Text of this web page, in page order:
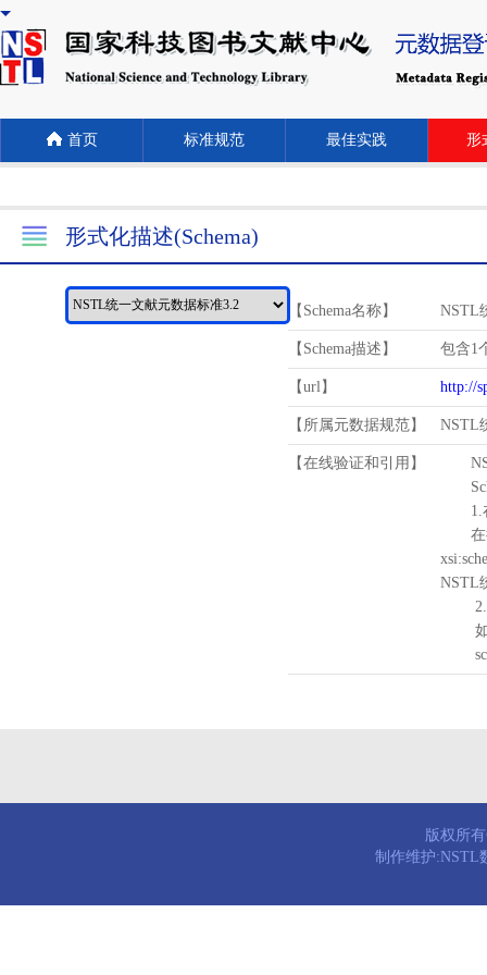
首页 标准规范 最佳实践 形
形式化描述(Schema)
【Schema名称】 NSTL
【Schema描述】 包含1
【url】 http://
【所属元数据规范】 NSTL
【在线验证和引用】
1.
在待
NSTL
2.
如需
版权所
制作维护:NSTL